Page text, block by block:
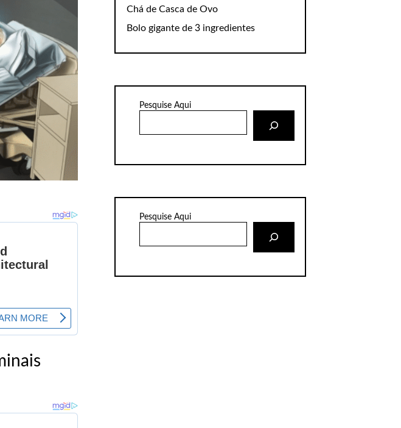
Chá de Casca de Ovo
Bolo gigante de 3 ingredientes
Pesquise Aqui
Pesquise Aqui